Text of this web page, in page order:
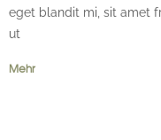
eget blandit mi, sit amet
ut
Mehr